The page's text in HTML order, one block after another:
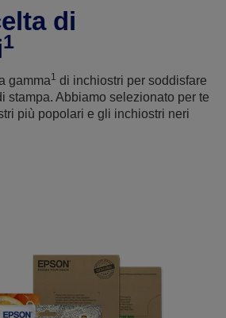
di
1
gamma1 di inchiostri per soddisfare
stampa. Abbiamo selezionato per te
più popolari e gli inchiostri neri